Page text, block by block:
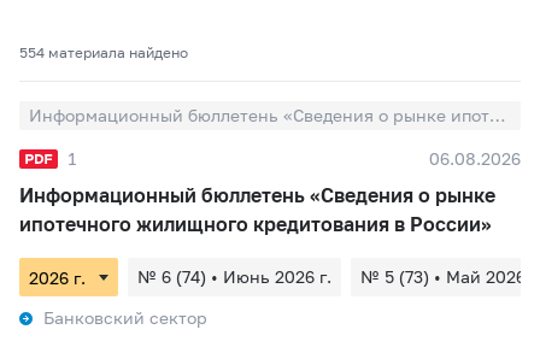
554 материалa найдено
Информационный бюллетень «Сведения о рынке ипотечного жилищного кредитования в России»
1 06.08.2026
Информационный бюллетень «Сведения о рынке
ипотечного жилищного кредитования в России»
№ 6 (74) • Июнь 2026 г.
№ 5 (73) • Май 2026
Банковский сектор